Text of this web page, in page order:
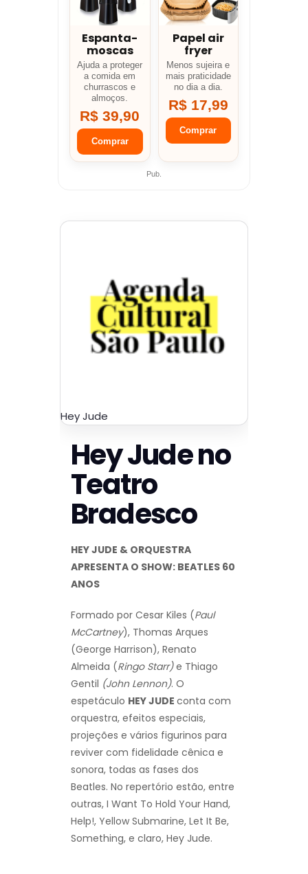
Espanta-
moscas
Ajuda a proteger
a comida em
churrascos e
almoços.
R$ 39,90
Comprar
Papel air
fryer
Menos sujeira e
mais praticidade
no dia a dia.
R$ 17,99
Comprar
Pub.
Hey Jude
Hey Jude no
Teatro
Bradesco
HEY JUDE & ORQUESTRA
APRESENTA O SHOW: BEATLES 60
ANOS
Formado por Cesar Kiles (Paul
McCartney), Thomas Arques
(George Harrison), Renato
Almeida (Ringo Starr)e Thiago
Gentil (John Lennon). O
espetáculo HEY JUDE conta com
orquestra, efeitos especiais,
projeções e vários figurinos para
reviver com fidelidade cênica e
sonora, todas as fases dos
Beatles. No repertório estão, entre
outras, I Want To Hold Your Hand,
Help!, Yellow Submarine, Let It Be,
Something, e claro, Hey Jude.